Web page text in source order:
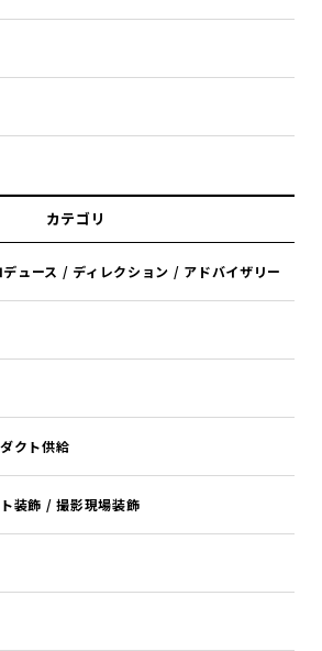
カテゴリ
ュース / ディレクション / アドバイザリー
クト供給
装飾 / 撮影現場装飾